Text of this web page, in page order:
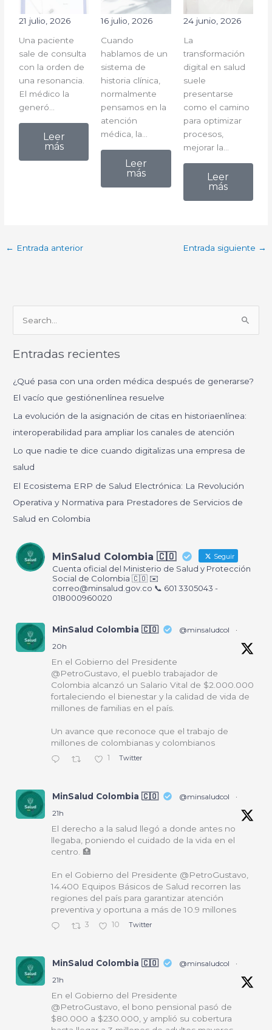
21 julio, 2026
Una paciente
sale de consulta
con la orden de
una resonancia.
El médico la
generó…
Leer
más
16 julio, 2026
Cuando
hablamos de un
sistema de
historia clínica,
normalmente
pensamos en la
atención
médica, la…
Leer
más
24 junio, 2026
La
transformación
digital en salud
suele
presentarse
como el camino
para optimizar
procesos,
mejorar la…
Leer
más
← Entrada anterior Entrada siguiente →
s
a
p
o
r
:
Entradas recientes
¿Qué pasa con una orden médica después de generarse?
El vacío que gestiónenlínea resuelve
La evolución de la asignación de citas en historiaenlínea:
interoperabilidad para ampliar los canales de atención
Lo que nadie te dice cuando digitalizas una empresa de
salud
El Ecosistema ERP de Salud Electrónica: La Revolución
Operativa y Normativa para Prestadores de Servicios de
Salud en Colombia
MinSalud Colombia 🇨🇴 Seguir
Cuenta oficial del Ministerio de Salud y Protección
Social de Colombia 🇨🇴 ✉️
correo@minsalud.gov.co 📞 601 3305043 -
018000960020
MinSalud Colombia 🇨🇴 @minsaludcol
·
20h
En el Gobierno del Presidente
@PetroGustavo, el pueblo trabajador de
Colombia alcanzó un Salario Vital de $2.000.000
fortaleciendo el bienestar y la calidad de vida de
millones de familias en el país.
Un avance que reconoce que el trabajo de
millones de colombianas y colombianos
1 Twitter
MinSalud Colombia 🇨🇴 @minsaludcol
·
21h
El derecho a la salud llegó a donde antes no
llegaba, poniendo el cuidado de la vida en el
centro. 🏥
En el Gobierno del Presidente @PetroGustavo,
14.400 Equipos Básicos de Salud recorren las
regiones del país para garantizar atención
preventiva y oportuna a más de 10.9 millones
3 10 Twitter
MinSalud Colombia 🇨🇴 @minsaludcol
·
21h
En el Gobierno del Presidente
@PetroGustavo, el bono pensional pasó de
$80.000 a $230.000, y amplió su cobertura